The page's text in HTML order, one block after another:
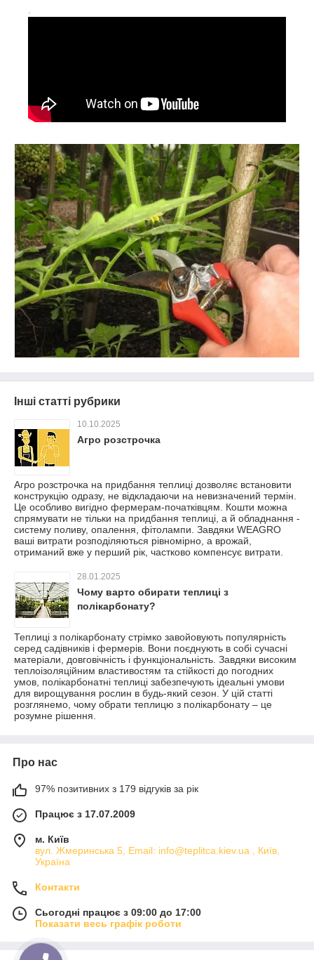
Інші статті рубрики
10.10.2025
Агро розстрочка
Агро розстрочка на придбання теплиці дозволяє встановити
конструкцію одразу, не відкладаючи на невизначений термін.
Це особливо вигідно фермерам-початківцям. Кошти можна
спрямувати не тільки на придбання теплиці, а й обладнання -
систему поливу, опалення, фітолампи. Завдяки WEAGRO
ваші витрати розподіляються рівномірно, а врожай,
отриманий вже у перший рік, частково компенсує витрати.
28.01.2025
Чому варто обирати теплиці з
полікарбонату?
Теплиці з полікарбонату стрімко завойовують популярність
серед садівників і фермерів. Вони поєднують в собі сучасні
матеріали, довговічність і функціональність. Завдяки високим
теплоізоляційним властивостям та стійкості до погодних
умов, полікарбонатні теплиці забезпечують ідеальні умови
для вирощування рослин в будь-який сезон. У цій статті
розглянемо, чому обрати теплицю з полікарбонату – це
розумне рішення.
Про нас
97% позитивних з 179 відгуків за рік
Працює з 17.07.2009
м. Київ
вул. Жмеринська 5, Email: info@teplitca.kiev.ua , Київ,
Україна
Контакти
Сьогодні працює з 09:00 до 17:00
Показати весь графік роботи